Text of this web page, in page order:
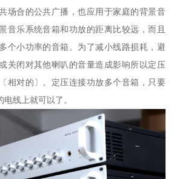
场合的公共广播，也应用于家庭的背景音
音乐系统音箱和功放的距离比较远，而且
个小功率的音箱。为了减小线路损耗，避
关闭对其他喇叭的音量造成影响所以定压
相对的〕。定压连接功放多个音箱，只要
线上就可以了。